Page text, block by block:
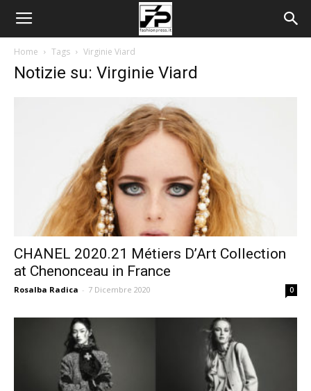
Home Tags Virginie Viard
Notizie su: Virginie Viard
CHANEL 2020.21 Métiers D’Art Collection
at Chenonceau in France
Rosalba Radica - 7 Dicembre 2020 0